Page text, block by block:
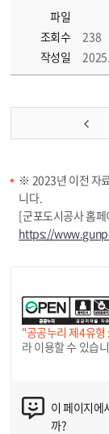
파일
조회수
238
작성일
※ 2023년 이전 자
니다.
[군포도시공사 홈
https://
"공공누리 제4유형
라 이용할 수 있습
이 페이지에
까?